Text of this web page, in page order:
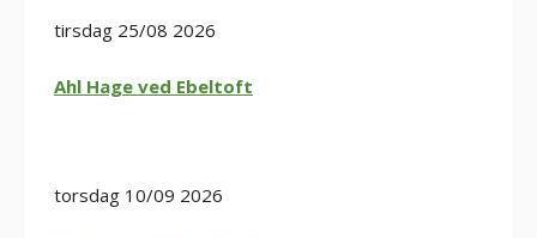
tirsdag 25/08 2026
Ahl Hage ved Ebeltoft
torsdag 10/09 2026